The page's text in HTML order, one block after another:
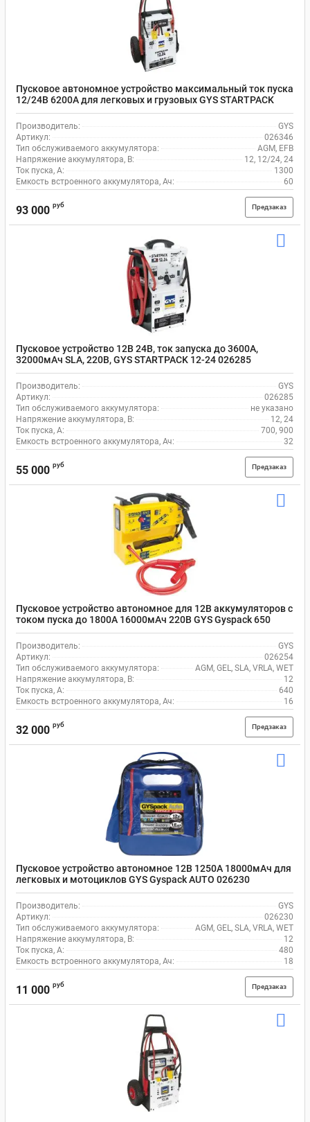
Пусковое автономное устройство максимальный ток пуска
12/24В 6200А для легковых и грузовых GYS STARTPACK
PRO 12.24 026346
Производитель:
GYS
Артикул:
026346
Тип обслуживаемого аккумулятора:
AGM, EFB
Напряжение аккумулятора, В:
12, 12/24, 24
Ток пуска, А:
1300
Емкость встроенного аккумулятора, Ач:
60
93 000 руб Предзаказ
Пусковое устройство 12В 24В, ток запуска до 3600А,
32000мАч SLA, 220В, GYS STARTPACK 12-24 026285
Производитель:
GYS
Артикул:
026285
Тип обслуживаемого аккумулятора:
не указано
Напряжение аккумулятора, В:
12, 24
Ток пуска, А:
700, 900
Емкость встроенного аккумулятора, Ач:
32
55 000 руб Предзаказ
Пусковое устройство автономное для 12В аккумуляторов с
током пуска до 1800А 16000мАч 220В GYS Gyspack 650
026254
Производитель:
GYS
Артикул:
026254
Тип обслуживаемого аккумулятора:
AGM, GEL, SLA, VRLA, WET
Напряжение аккумулятора, В:
12
Ток пуска, А:
640
Емкость встроенного аккумулятора, Ач:
16
32 000 руб Предзаказ
Пусковое устройство автономное 12В 1250А 18000мАч для
легковых и мотоциклов GYS Gyspack AUTO 026230
Производитель:
GYS
Артикул:
026230
Тип обслуживаемого аккумулятора:
AGM, GEL, SLA, VRLA, WET
Напряжение аккумулятора, В:
12
Ток пуска, А:
480
Емкость встроенного аккумулятора, Ач:
18
11 000 руб Предзаказ